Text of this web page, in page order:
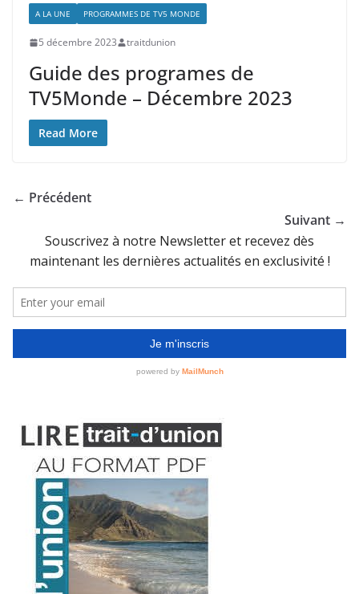
A LA UNE PROGRAMMES DE TV5 MONDE
5 décembre 2023 traitdunion
Guide des programes de
TV5Monde – Décembre 2023
Read More
← Précédent
Suivant →